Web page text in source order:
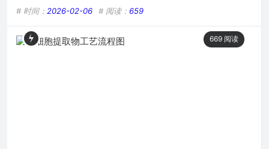
获取白细胞中的活性物质，这一技术对于生物医药领域意义重
大，可用于研发新型药物、诊断试剂等，有望为诸多疾病的治疗
与诊断带来新突破，目前正不断发展完善以适应更高的质量与应
用要求。白细胞作为人体免疫系统的重要组成部分，在抵御病原
# 时间： 2026-02-06 # 阅读： 659
669 阅读